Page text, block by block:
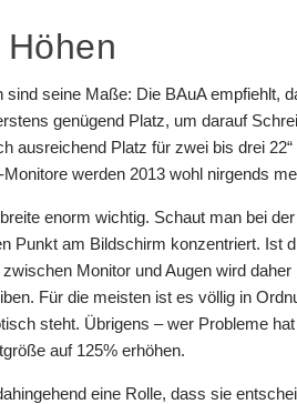
seine Maße: Die BAuA empfiehlt,
genügend Platz, um darauf
ausreichend Platz für zwei bis drei
werden 2013 wohl nirgends
enorm wichtig. Schaut man bei
Punkt am Bildschirm konzentriert. Ist
Monitor und Augen wird
Für die meisten ist es völlig in
steht. Übrigens – wer Probleme
auf 125% erhöhen.
eine Rolle, dass sie